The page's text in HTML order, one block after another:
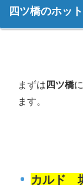
四ツ橋のホッ
まずは 四ツ橋
ます。
カルド